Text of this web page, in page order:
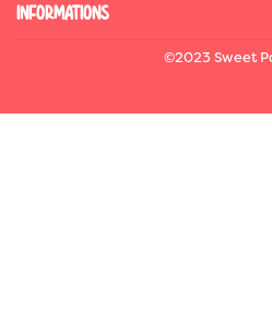
INFORMATIONS
©2023 Sweet